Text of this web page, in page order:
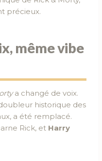
précieux.
même vibe
a changé de voix.
historique des
a été remplacé.
Rick, et Harry